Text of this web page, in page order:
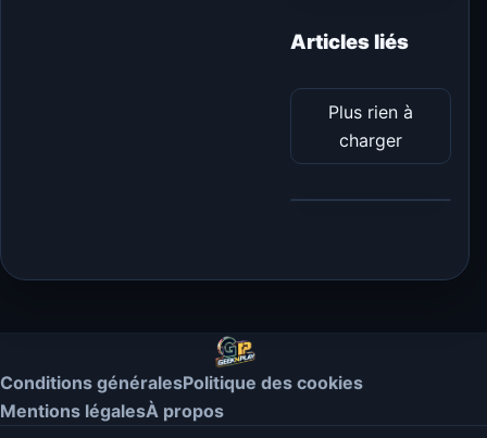
Articles liés
Plus rien à
charger
Conditions généralesPolitique des cookies
Mentions légalesÀ propos